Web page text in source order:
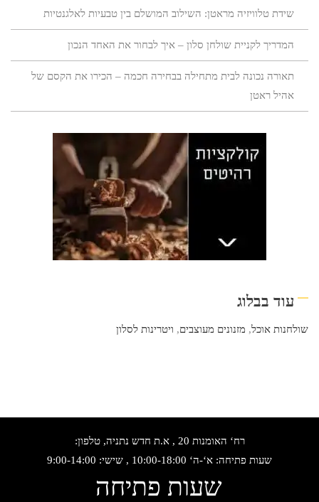
שידת טלוויזיה מראטן: השילוב המושלם בין טבעיות לאלגנטיות
המדריך לקניית שולחן סלון – איך לבחור את האחד הנכון
תאורה נכונה לבית מתחילה בבחירה חכמה – הכירו את הקסם של
אהיל ראטן
עוד בבלוג
שולחנות אוכל, מזנונים מעוצבים, ויטרינות לסלון
רח‘ האומנות 20 , א.ת חדש נתניה, טלפון:
שעות פתיחה: א‘-ה‘ 10:00-18:00 , שישי: 9:00-14:00
שעות פתיחה